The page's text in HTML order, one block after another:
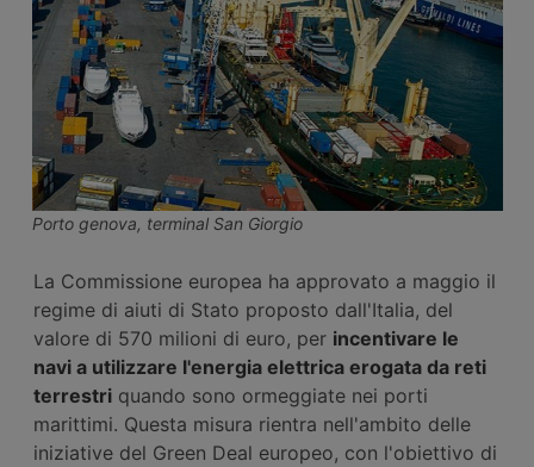
Porto genova, terminal San Giorgio
La Commissione europea ha approvato a maggio il
regime di aiuti di Stato proposto dall'Italia, del
valore di 570 milioni di euro, per incentivare le
navi a utilizzare l'energia elettrica erogata da reti
terrestri quando sono ormeggiate nei porti
marittimi. Questa misura rientra nell'ambito delle
iniziative del Green Deal europeo, con l'obiettivo di